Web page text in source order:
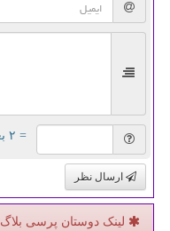
= ۲ بعلاوه ۳
ارسال نظر
لینک دوستان پرسی بلاگ